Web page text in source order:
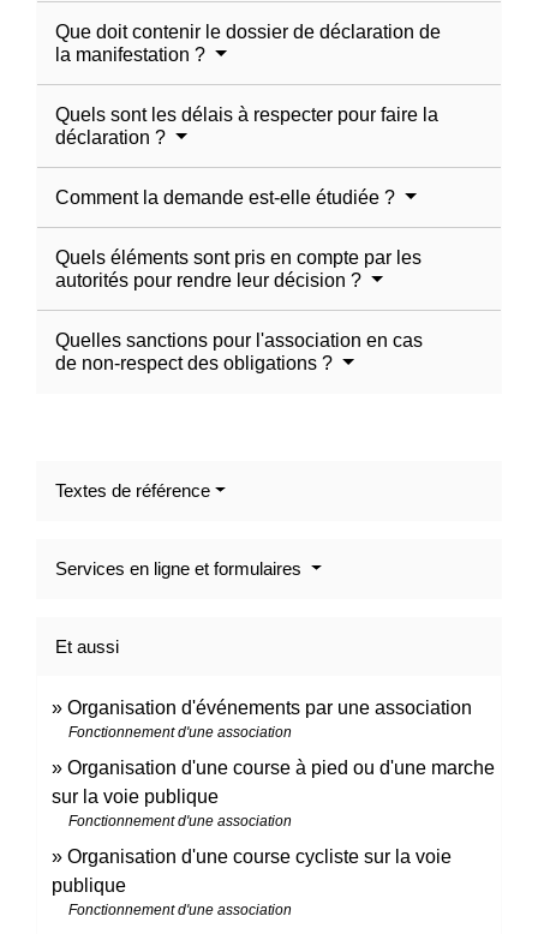
Que doit contenir le dossier de déclaration de
la manifestation ?
Quels sont les délais à respecter pour faire la
déclaration ?
Comment la demande est-elle étudiée ?
Quels éléments sont pris en compte par les
autorités pour rendre leur décision ?
Quelles sanctions pour l'association en cas
de non-respect des obligations ?
Textes de référence
Services en ligne et formulaires
Et aussi
Organisation d'événements par une association
Fonctionnement d'une association
Organisation d'une course à pied ou d'une marche
sur la voie publique
Fonctionnement d'une association
Organisation d'une course cycliste sur la voie
publique
Fonctionnement d'une association